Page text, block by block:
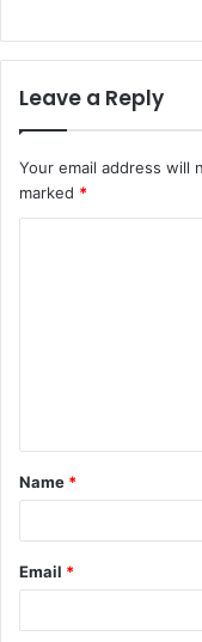
Leave a Reply
Your email address will
marked *
Name *
Email *